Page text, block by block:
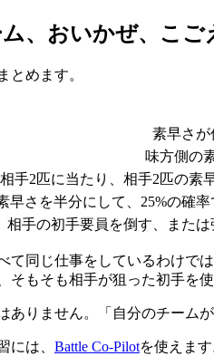
、おいかぜ、こ
とめます。
素早さが
味方側の
手2匹に当たり、相手2匹の素
早さを半分にして、25%の確
相手の初手要員を倒す、また
て同じ仕事をしているわけで
そもそも相手が狙った初手を
りません。「自分のチーム
には、 Battle Co-Pilotを使えます